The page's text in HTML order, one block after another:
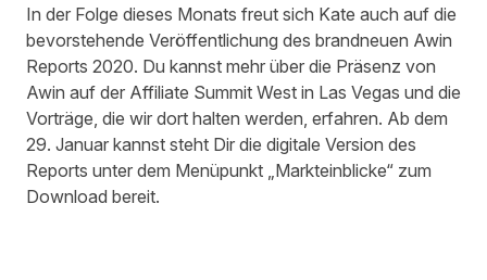
In der Folge dieses Monats freut sich Kate auch auf die
bevorstehende Veröffentlichung des brandneuen Awin
Reports 2020. Du kannst mehr über die Präsenz von
Awin auf der Affiliate Summit West in Las Vegas und die
Vorträge, die wir dort halten werden, erfahren. Ab dem
29. Januar kannst steht Dir die digitale Version des
Reports unter dem Menüpunkt „Markteinblicke“ zum
Download bereit.